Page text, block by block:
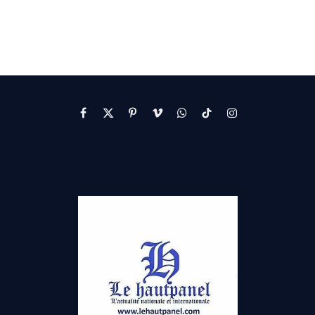
Facebook
X
PinterestVimeoWhatsApp
TikTokInstagram